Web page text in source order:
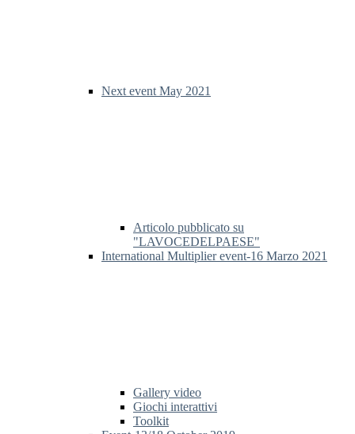
Next event May 2021
Articolo pubblicato su
"LAVOCEDELPAESE"
International Multiplier event-16 Marzo 2021
Gallery video
Giochi interattivi
Toolkit